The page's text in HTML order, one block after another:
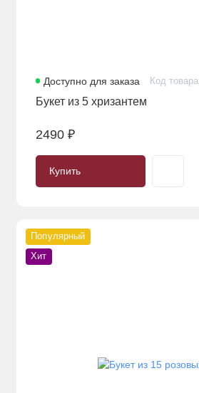
Доступно для заказа
Букет из 5 хризантем
2490 ₽
Купить
Популярный
Хит